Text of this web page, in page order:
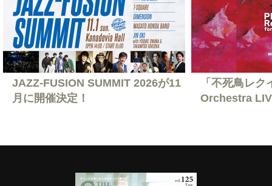
JAZZ-FUSION SUMMIT 2026が11
月に開催決定！
「不死鳥レ
Orchestra